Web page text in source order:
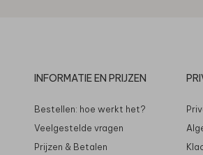
INFORMATIE EN PRIJZEN
Bestellen: hoe werkt het?
Veelgestelde vragen
Prijzen & Betalen